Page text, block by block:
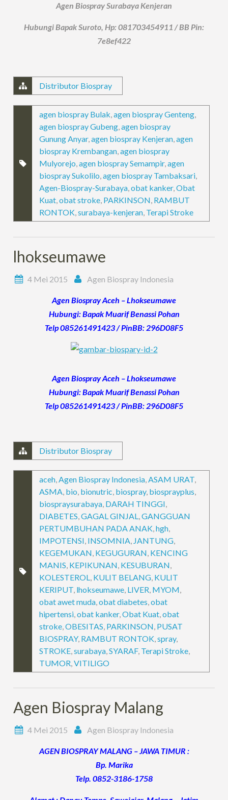
Agen Biospray Surabaya Kenjeran
Hubungi Bapak Suroto, Hp: 081703454911 / BB Pin:
7e8ef422
Distributor Biospray
agen biospray Bulak,agen biospray Genteng,
agen biospray Gubeng,agen biospray
Gunung Anyar,agen biospray Kenjeran,agen
biospray Krembangan,agen biospray
Mulyorejo,agen biospray Semampir,agen
biospray Sukolilo,agen biospray Tambaksari,
Agen-Biospray-Surabaya,obat kanker,Obat
Kuat,obat stroke, PARKINSON, RAMBUT
RONTOK,surabaya-kenjeran, Terapi Stroke
lhokseumawe
4 Mei 2015 Agen Biospray Indonesia
Agen Biospray Aceh – Lhokseumawe
Hubungi: Bapak Muarif Benassi Pohan
Telp 085261491423 / PinBB: 296D08F5
Agen Biospray Aceh – Lhokseumawe
Hubungi: Bapak Muarif Benassi Pohan
Telp 085261491423 / PinBB: 296D08F5
Distributor Biospray
aceh,Agen Biospray Indonesia,ASAM URAT,
ASMA, bio, bionutric, biospray, biosprayplus,
biospraysurabaya, DARAH TINGGI,
DIABETES,GAGAL GINJAL,GANGGUAN
PERTUMBUHAN PADA ANAK,hgh,
IMPOTENSI, INSOMNIA, JANTUNG,
KEGEMUKAN, KEGUGURAN, KENCING
MANIS, KEPIKUNAN, KESUBURAN,
KOLESTEROL, KULIT BELANG, KULIT
KERIPUT, lhokseumawe, LIVER, MYOM,
obat awet muda,obat diabetes,obat
hipertensi,obat kanker,Obat Kuat,obat
stroke,OBESITAS, PARKINSON, PUSAT
BIOSPRAY, RAMBUT RONTOK,spray,
STROKE,surabaya,SYARAF, Terapi Stroke,
TUMOR,VITILIGO
Agen Biospray Malang
4 Mei 2015 Agen Biospray Indonesia
AGEN BIOSPRAY MALANG – JAWA TIMUR :
Bp. Marika
Telp. 0852-3186-1758